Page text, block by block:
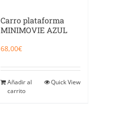
Carro plataforma
MINIMOVIE AZUL
68,00€
Añadir al
carrito
Quick View